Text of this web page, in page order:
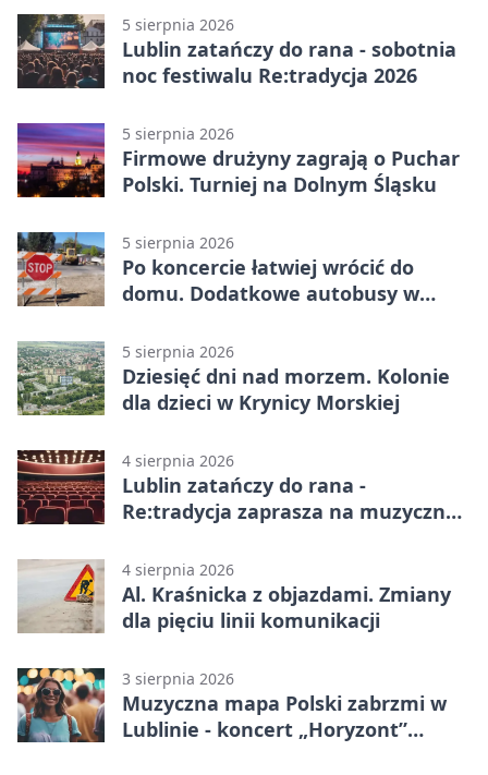
5 sierpnia 2026
Lublin zatańczy do rana - sobotnia
noc festiwalu Re:tradycja 2026
5 sierpnia 2026
Firmowe drużyny zagrają o Puchar
Polski. Turniej na Dolnym Śląsku
5 sierpnia 2026
Po koncercie łatwiej wrócić do
domu. Dodatkowe autobusy w
5 sierpnia 2026
Dziesięć dni nad morzem. Kolonie
dla dzieci w Krynicy Morskiej
4 sierpnia 2026
Lublin zatańczy do rana -
Re:tradycja zaprasza na muzyczną
4 sierpnia 2026
Al. Kraśnicka z objazdami. Zmiany
dla pięciu linii komunikacji
3 sierpnia 2026
Muzyczna mapa Polski zabrzmi w
Lublinie - koncert „Horyzont”